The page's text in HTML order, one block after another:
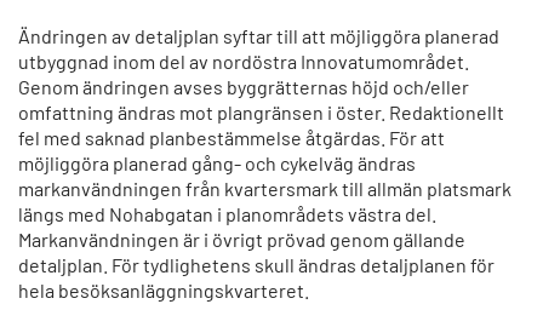
Ändringen av detaljplan syftar till att möjliggöra planerad
utbyggnad inom del av nordöstra Innovatumområdet.
Genom ändringen avses byggrätternas höjd och/eller
omfattning ändras mot plangränsen i öster. Redaktionellt
fel med saknad planbestämmelse åtgärdas. För att
möjliggöra planerad gång- och cykelväg ändras
markanvändningen från kvartersmark till allmän platsmark
längs med Nohabgatan i planområdets västra del.
Markanvändningen är i övrigt prövad genom gällande
detaljplan. För tydlighetens skull ändras detaljplanen för
hela besöksanläggningskvarteret.